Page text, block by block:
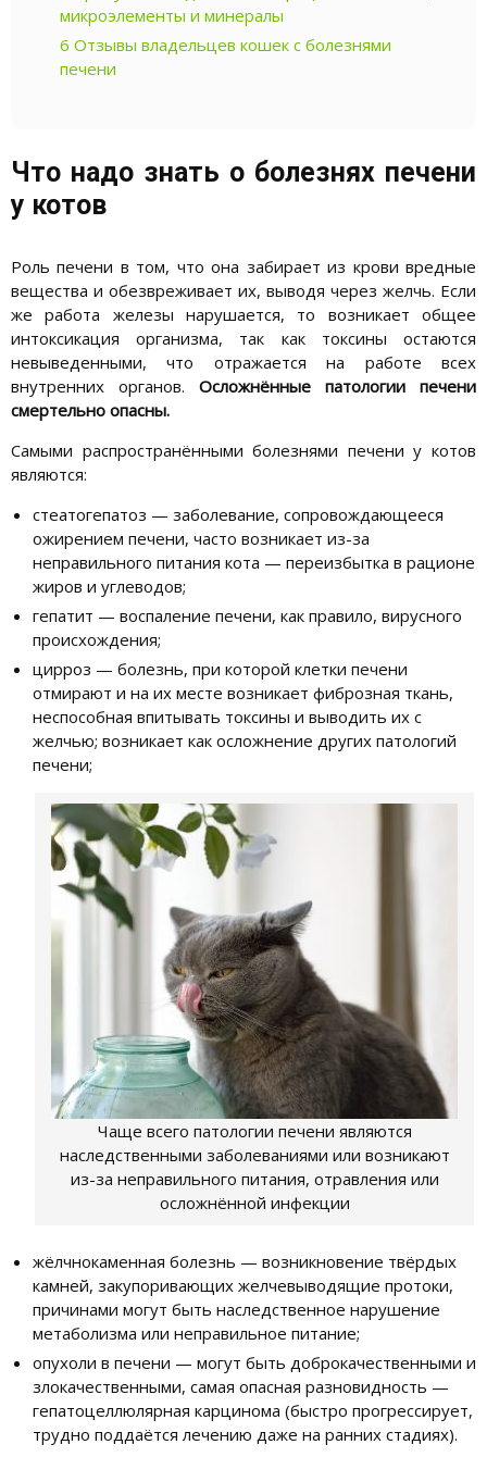
микроэлементы и минералы
6 Отзывы владельцев кошек с болезнями
печени
Что надо знать о болезнях печени
у котов
Роль печени в том, что она забирает из крови вредные
вещества и обезвреживает их, выводя через желчь. Если
же работа железы нарушается, то возникает общее
интоксикация организма, так как токсины остаются
невыведенными, что отражается на работе всех
внутренних органов. Осложнённые патологии печени
смертельно опасны.
Самыми распространёнными болезнями печени у котов
являются:
стеатогепатоз — заболевание, сопровождающееся
ожирением печени, часто возникает из-за
неправильного питания кота — переизбытка в рационе
жиров и углеводов;
гепатит — воспаление печени, как правило, вирусного
происхождения;
цирроз — болезнь, при которой клетки печени
отмирают и на их месте возникает фиброзная ткань,
неспособная впитывать токсины и выводить их с
желчью; возникает как осложнение других патологий
печени;
Чаще всего патологии печени являются
наследственными заболеваниями или возникают
из-за неправильного питания, отравления или
осложнённой инфекции
жёлчнокаменная болезнь — возникновение твёрдых
камней, закупоривающих желчевыводящие протоки,
причинами могут быть наследственное нарушение
метаболизма или неправильное питание;
опухоли в печени — могут быть доброкачественными и
злокачественными, самая опасная разновидность —
гепатоцеллюлярная карцинома (быстро прогрессирует,
трудно поддаётся лечению даже на ранних стадиях).